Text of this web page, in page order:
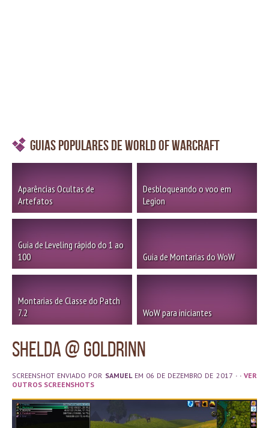
Guias Populares de World of Warcraft
Aparências Ocultas de
Artefatos
Desbloqueando o voo em
Legion
Guia de Leveling rápido do 1 ao
100
Guia de Montarias do WoW
Montarias de Classe do Patch
7.2
WoW para iniciantes
Shelda @ Goldrinn
SCREENSHOT ENVIADO POR SAMUELEM 06 DE DEZEMBRO DE 2017 · · VER
OUTROS SCREENSHOTS